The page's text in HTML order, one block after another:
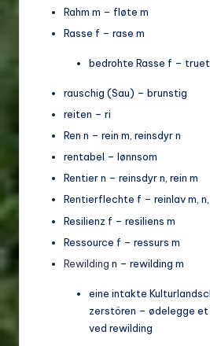
Rahm m – fløte m
Rasse f – rase m
bedrohte Rasse f – truet
rauschig (Sau) – brunstig
reiten – ri
Ren n – rein m, reinsdyr n
rentabel – lønnsom
Rentier n – reinsdyr n, rein m
Rentierflechte f – reinlav m, n,
Resilienz f – resiliens m
Ressource f – ressurs m
Rewilding n – rewilding m
eine intakte
zerstören – ødelegge
ved rewilding